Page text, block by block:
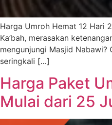
Harga Umroh Hemat 12 Hari
Ka’bah, merasakan
mengunjungi Masjid Nabawi?
seringkali […]
Harga Paket
Mulai dari 25